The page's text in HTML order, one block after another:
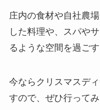
庄内の食材や自社農
した料理や、スパや
るような空間を過ご
今ならクリスマスデ
すので、ぜひ行ってみ